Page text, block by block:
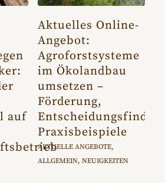
auf
Aktuelles Online-
Angebot:
Agroforstsysteme
im Ökolandbau
umsetzen –
Förderung,
Praxisbeispiele
AKTUELLE ANGEBOTE,
ALLGEMEIN, NEUIGKEITEN